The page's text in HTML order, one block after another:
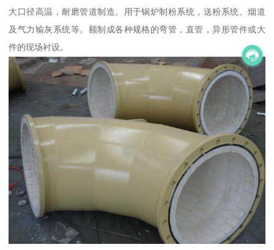
大口径高温，耐磨管道制造。用于锅炉制粉系统，送粉系统。烟道
及气力输灰系统等。额制成各种规格的弯管，直管，异形管件或大
件的现场衬设。